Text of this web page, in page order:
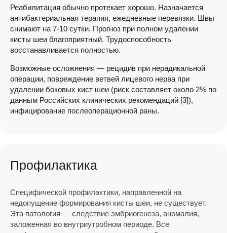
Реабилитация обычно протекает хорошо. Назначается
антибактериальная терапия, ежедневные перевязки. Швы
снимают на 7-10 сутки. Прогноз при полном удалении
кисты шеи благоприятный. Трудоспособность
восстанавливается полностью.
Возможные осложнения — рецидив при нерадикальной
операции, повреждение ветвей лицевого нерва при
удалении боковых кист шеи (риск составляет около 2% по
данным Российских клинических рекомендаций [3]),
инфицирование послеоперационной раны.
Профилактика
Специфической профилактики, направленной на
недопущение формирования кисты шеи, не существует.
Эта патология — следствие эмбриогенеза, аномалия,
заложенная во внутриутробном периоде. Все